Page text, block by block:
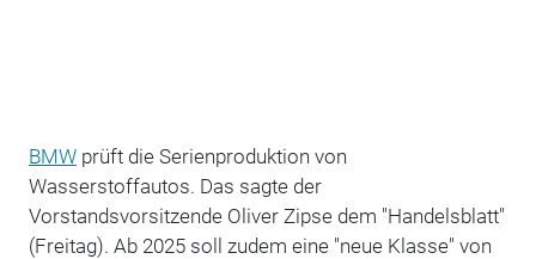
BMWprüft die Serienproduktion von
Wasserstoffautos. Das sagte der
Vorstandsvorsitzende Oliver Zipse dem "Handelsblatt"
(Freitag). Ab 2025 soll zudem eine "neue Klasse" von